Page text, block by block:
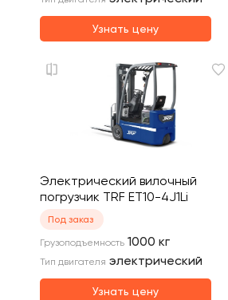
Узнать цену
Электрический вилочный
погрузчик TRF ET10-4J1Li
Под заказ
Грузоподъемность 1000 кг
Тип двигателя электрический
Узнать цену